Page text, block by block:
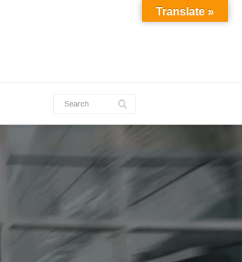
Translate »